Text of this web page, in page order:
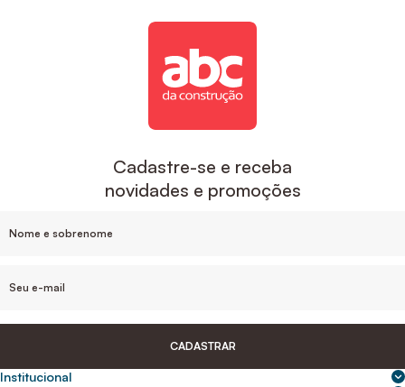
Cadastre-se e receba
novidades e promoções
CADASTRAR
Institucional